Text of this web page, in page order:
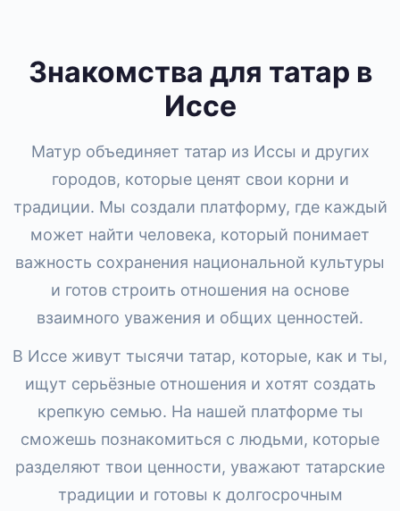
Знакомства для татар в
Иссе
Матур объединяет татар из Иссы и других
городов, которые ценят свои корни и
традиции. Мы создали платформу, где каждый
может найти человека, который понимает
важность сохранения национальной культуры
и готов строить отношения на основе
взаимного уважения и общих ценностей.
В Иссе живут тысячи татар, которые, как и ты,
ищут серьёзные отношения и хотят создать
крепкую семью. На нашей платформе ты
сможешь познакомиться с людьми, которые
разделяют твои ценности, уважают татарские
традиции и готовы к долгосрочным